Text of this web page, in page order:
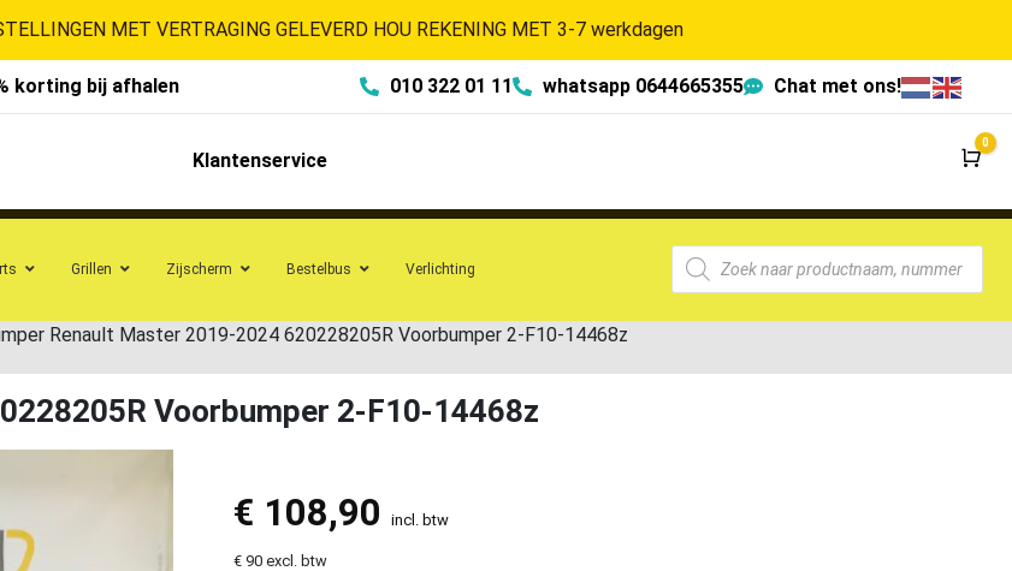
MET VERTRAGING GELEVERD HOU REKENING MET 3-7 werkdagen
korting bij afhalen 010 322 01 11 whatsapp 0644665355 Chat met ons!
Klantenservice
0
Grillen Zijscherm Bestelbus Verlichting
Renault Master 2019-2024 620228205R Voorbumper 2-F10-14468z
Voorbumper 2-F10-14468z
€ 108,90 incl. btw
€ 90 excl. btw